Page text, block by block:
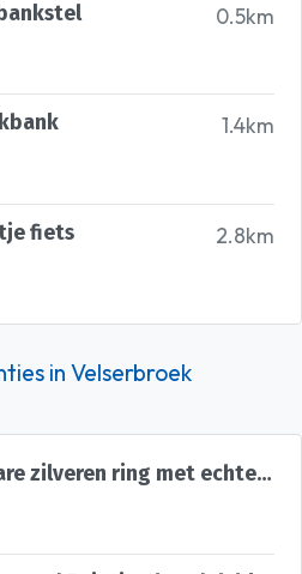
0.5km
1.4km
2.8km
fiets
in Velserbroek
Robuste zware zilveren ring met echte robijn